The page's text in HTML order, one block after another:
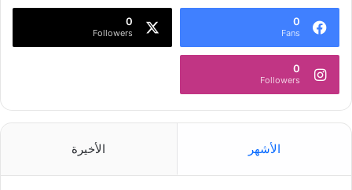
0
Fans
0
Followers
0
Followers
الأشهر الأخيرة